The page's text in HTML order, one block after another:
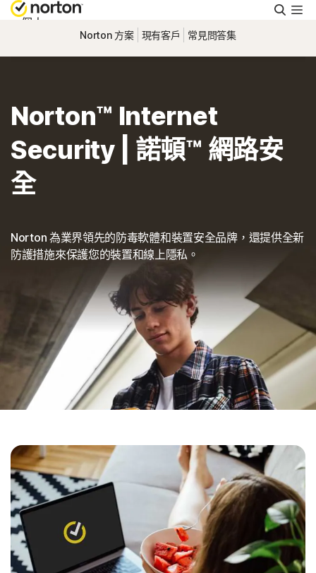
搜
尋
個人
支援
免費試用
登入
Norton 方案 現有客戶 常見問答集
Norton™ Internet
Security | 諾頓™ 網路安
全
Norton 為業界領先的防毒軟體和裝置安全品牌，還提供全新
防護措施來保護您的裝置和線上隱私。